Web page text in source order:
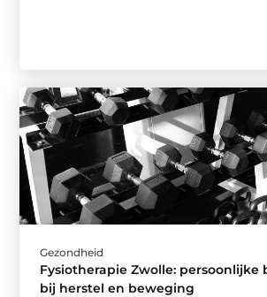
Gezondheid
Fysiotherapie Zwolle: persoonlijke
bij herstel en beweging